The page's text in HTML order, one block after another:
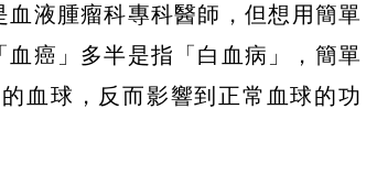
液腫瘤科專科醫師，但想用簡單
癌」多半是指「白血病」，簡單
血球，反而影響到正常血球的功